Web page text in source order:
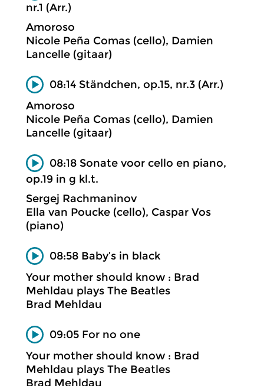
nr.1 (Arr.)
Amoroso
Nicole Peña Comas (cello), Damien
Lancelle (gitaar)
08:14 Ständchen, op.15, nr.3 (Arr.)
Amoroso
Nicole Peña Comas (cello), Damien
Lancelle (gitaar)
08:18 Sonate voor cello en piano,
op.19 in g kl.t.
Sergej Rachmaninov
Ella van Poucke (cello), Caspar Vos
(piano)
08:58 Baby’s in black
Your mother should know : Brad
Mehldau plays The Beatles
Brad Mehldau
09:05 For no one
Your mother should know : Brad
Mehldau plays The Beatles
Brad Mehldau